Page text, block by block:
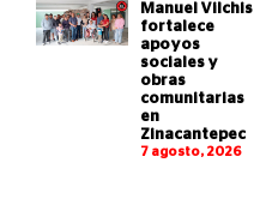
Manuel Vilchis
fortalece
apoyos
sociales y
obras
comunitarias
en
Zinacantepec
7 agosto, 2026